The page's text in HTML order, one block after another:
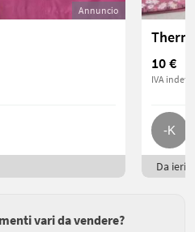
Annuncio
10 €
IVA
Da ieri
vari da vendere?